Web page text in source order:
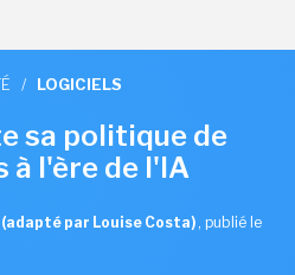
/ LOGICIELS
sa politique de
l'ère de l'IA
par Louise Costa) , publié le